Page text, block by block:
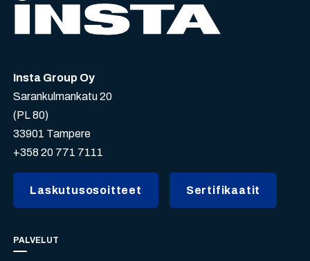
Insta Group Oy
Sarankulmankatu 20
(PL 80)
33901 Tampere
+358 20 771 7111
Laskutusosoitteet Sertifikaatit
PALVELUT